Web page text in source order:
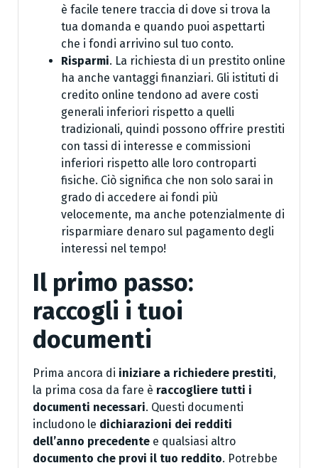
è facile tenere traccia di dove si trova la
tua domanda e quando puoi aspettarti
che i fondi arrivino sul tuo conto.
Risparmi. La richiesta di un prestito online
ha anche vantaggi finanziari. Gli istituti di
credito online tendono ad avere costi
generali inferiori rispetto a quelli
tradizionali, quindi possono offrire prestiti
con tassi di interesse e commissioni
inferiori rispetto alle loro controparti
fisiche. Ciò significa che non solo sarai in
grado di accedere ai fondi più
velocemente, ma anche potenzialmente di
risparmiare denaro sul pagamento degli
interessi nel tempo!
Il primo passo:
raccogli i tuoi
documenti
Prima ancora di iniziare a richiedere prestiti,
la prima cosa da fare è raccogliere tutti i
documenti necessari. Questi documenti
includono le dichiarazioni dei redditi
dell’anno precedente e qualsiasi altro
documento che provi il tuo reddito. Potrebbe